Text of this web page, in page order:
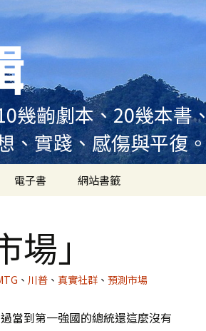
幾齣劇本、20幾本書
實踐、感傷與平復
電子書 網站書籤
」
、 川普 、 真實社群 、 預測市場
當到第一強國的總統還這麼沒有